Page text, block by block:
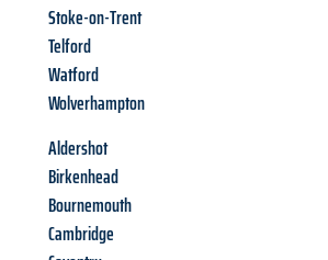
Stoke-on-Trent
Telford
Watford
Wolverhampton
Aldershot
Birkenhead
Bournemouth
Cambridge